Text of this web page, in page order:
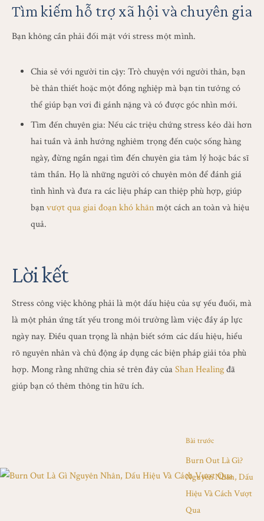
Tìm kiếm hỗ trợ xã hội và chuyên gia
Bạn không cần phải đối mặt với stress một mình.
Chia sẻ với người tin cậy: Trò chuyện với người thân, bạn
bè thân thiết hoặc một đồng nghiệp mà bạn tin tưởng có
thể giúp bạn vơi đi gánh nặng và có được góc nhìn mới.
Tìm đến chuyên gia: Nếu các triệu chứng stress kéo dài hơn
hai tuần và ảnh hưởng nghiêm trọng đến cuộc sống hàng
ngày, đừng ngần ngại tìm đến chuyên gia tâm lý hoặc bác sĩ
tâm thần. Họ là những người có chuyên môn để đánh giá
tình hình và đưa ra các liệu pháp can thiệp phù hợp, giúp
bạnvượt qua giai đoạn khó khănmột cách an toàn và hiệu
quả.
Lời kết
Stress công việc không phải là một dấu hiệu của sự yếu đuối, mà
là một phản ứng tất yếu trong môi trường làm việc đầy áp lực
ngày nay. Điều quan trọng là nhận biết sớm các dấu hiệu, hiểu
rõ nguyên nhân và chủ động áp dụng các biện pháp giải tỏa phù
hợp. Mong rằng những chia sẻ trên đây củaShan Healingđã
giúp bạn có thêm thông tin hữu ích.
Bài trước
Burn Out Là Gì?
Nguyên Nhân, Dấu
Hiệu Và Cách Vượt
Qua